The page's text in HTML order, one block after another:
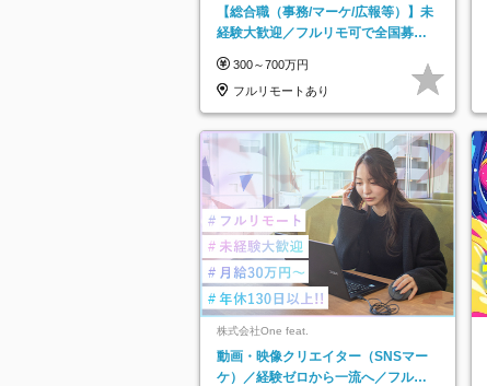
【総合職（事務/マーケ/広報等）】未
経験大歓迎／フルリモ可で全国募
★
300～700万円
フルリモートあり
株式会社One feat.
動画・映像クリエイター（SNSマー
ケ）／経験ゼロから一流へ／フルリ